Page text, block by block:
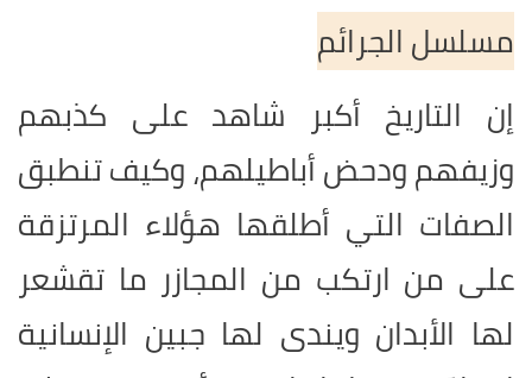
مسلسل الجرائم
إن التاريخ أكبر شاهد على كذبهم
وزيفهم ودحض أباطيلهم، وكيف تنطبق
الصفات التي أطلقها هؤلاء المرتزقة
على من ارتكب من المجازر ما تقشعر
لها الأبدان ويندى لها جبين الإنسانية